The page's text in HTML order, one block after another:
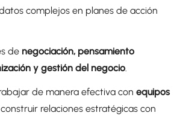
complejos en planes de acción
de negociación, pensamiento
y gestión del negocio.
de manera efectiva con equipos
relaciones estratégicas con